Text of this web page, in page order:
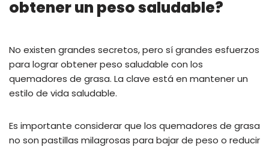
obtener un peso saludable?
No existen grandes secretos, pero sí grandes esfuerzos
para lograr obtener peso saludable con los
quemadores de grasa. La clave está en mantener un
estilo de vida saludable.
Es importante considerar que los quemadores de grasa
no son pastillas milagrosas para bajar de peso o reducir